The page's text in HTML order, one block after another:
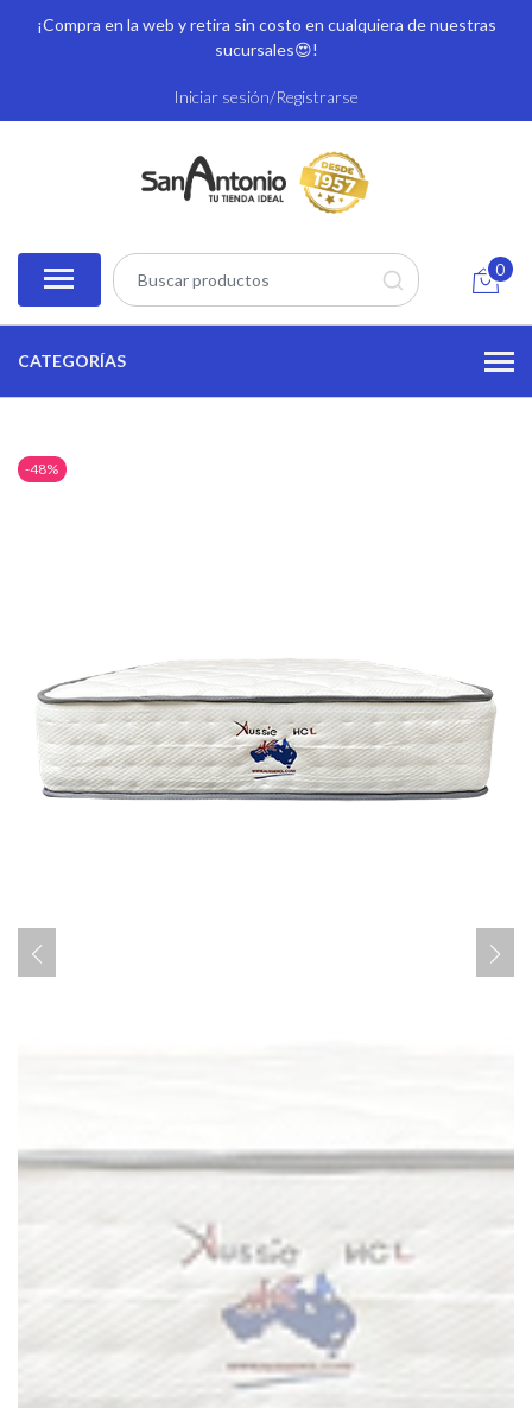
¡Compra en la web y retira sin costo en cualquiera de nuestras
sucursales😍!
Iniciar sesión/Registrarse
0
CATEGORÍAS
-48%